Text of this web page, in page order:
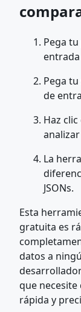
Pega
Pega
de
Haz
La
JSONs.
Esta
gratuita es
datos a
que necesite
rápida y